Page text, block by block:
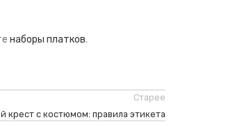
наборы платков.
Старее
крест с костюмом: правила этикета